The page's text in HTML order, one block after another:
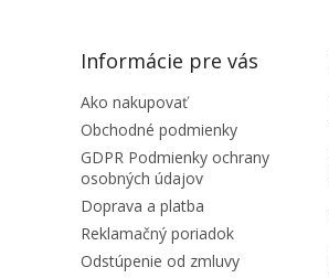
Informácie pre vás
Ako nakupovať
Obchodné podmienky
GDPR Podmienky ochrany
osobných údajov
Doprava a platba
Reklamačný poriadok
Odstúpenie od zmluvy